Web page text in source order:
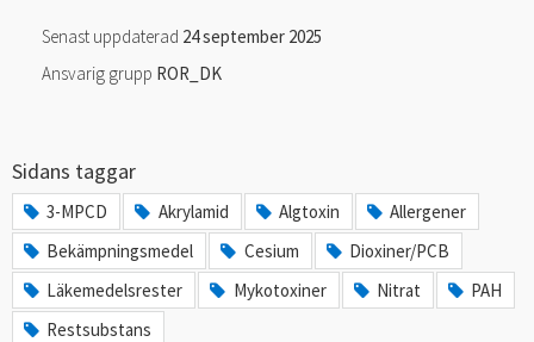
Senast uppdaterad 24 september 2025
Ansvarig grupp ROR_DK
Sidans taggar
3-MPCD Akrylamid Algtoxin
Allergener
Bekämpningsmedel
Cesium
Dioxiner/PCB
Läkemedelsrester
Mykotoxiner Nitrat
PAH
Restsubstans